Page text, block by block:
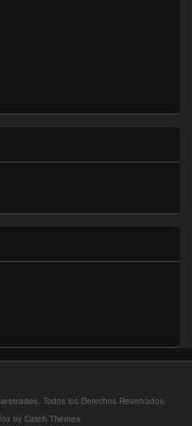
. Todos los Derechos Reservados.
by Catch Themes